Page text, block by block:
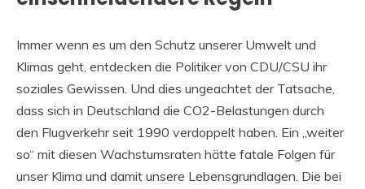
Immer wenn es um den Schutz unserer Umwelt und
Klimas geht, entdecken die Politiker von CDU/CSU ihr
soziales Gewissen. Und dies ungeachtet der Tatsache,
dass sich in Deutschland die CO2-Belastungen durch
den Flugverkehr seit 1990 verdoppelt haben. Ein „weiter
so“ mit diesen Wachstumsraten hätte fatale Folgen für
unser Klima und damit unsere Lebensgrundlagen. Die bei